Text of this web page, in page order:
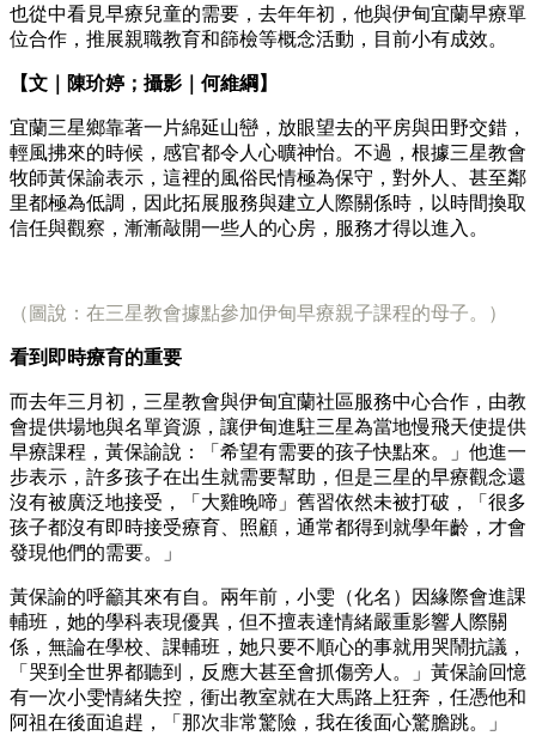
也從中看見早療兒童的需要，去年年初，他與伊甸宜蘭早療單
位合作，推展親職教育和篩檢等概念活動，目前小有成效。
【文｜陳玠婷；攝影｜何維綱】
宜蘭三星鄉靠著一片綿延山巒，放眼望去的平房與田野交錯，
輕風拂來的時候，感官都令人心曠神怡。不過，根據三星教會
牧師黃保諭表示，這裡的風俗民情極為保守，對外人、甚至鄰
里都極為低調，因此拓展服務與建立人際關係時，以時間換取
信任與觀察，漸漸敲開一些人的心房，服務才得以進入。
（圖說：在三星教會據點參加伊甸早療親子課程的母子。）
看到即時療育的重要
而去年三月初，三星教會與伊甸宜蘭社區服務中心合作，由教
會提供場地與名單資源，讓伊甸進駐三星為當地慢飛天使提供
早療課程，黃保諭說：「希望有需要的孩子快點來。」他進一
步表示，許多孩子在出生就需要幫助，但是三星的早療觀念還
沒有被廣泛地接受，「大雞晚啼」舊習依然未被打破，「很多
孩子都沒有即時接受療育、照顧，通常都得到就學年齡，才會
發現他們的需要。」
黃保諭的呼籲其來有自。兩年前，小雯（化名）因緣際會進課
輔班，她的學科表現優異，但不擅表達情緒嚴重影響人際關
係，無論在學校、課輔班，她只要不順心的事就用哭鬧抗議，
「哭到全世界都聽到，反應大甚至會抓傷旁人。」黃保諭回憶
有一次小雯情緒失控，衝出教室就在大馬路上狂奔，任憑他和
阿祖在後面追趕，「那次非常驚險，我在後面心驚膽跳。」